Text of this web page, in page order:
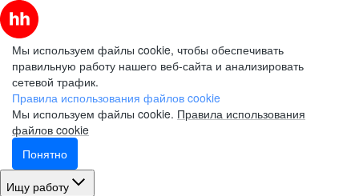
Мы используем файлы cookie, чтобы обеспечивать
правильную работу нашего веб-сайта и анализировать
сетевой трафик.
Правила использования файлов cookie
Мы используем файлы cookie. Правила использования
файлов cookie
Понятно
Ищу работу